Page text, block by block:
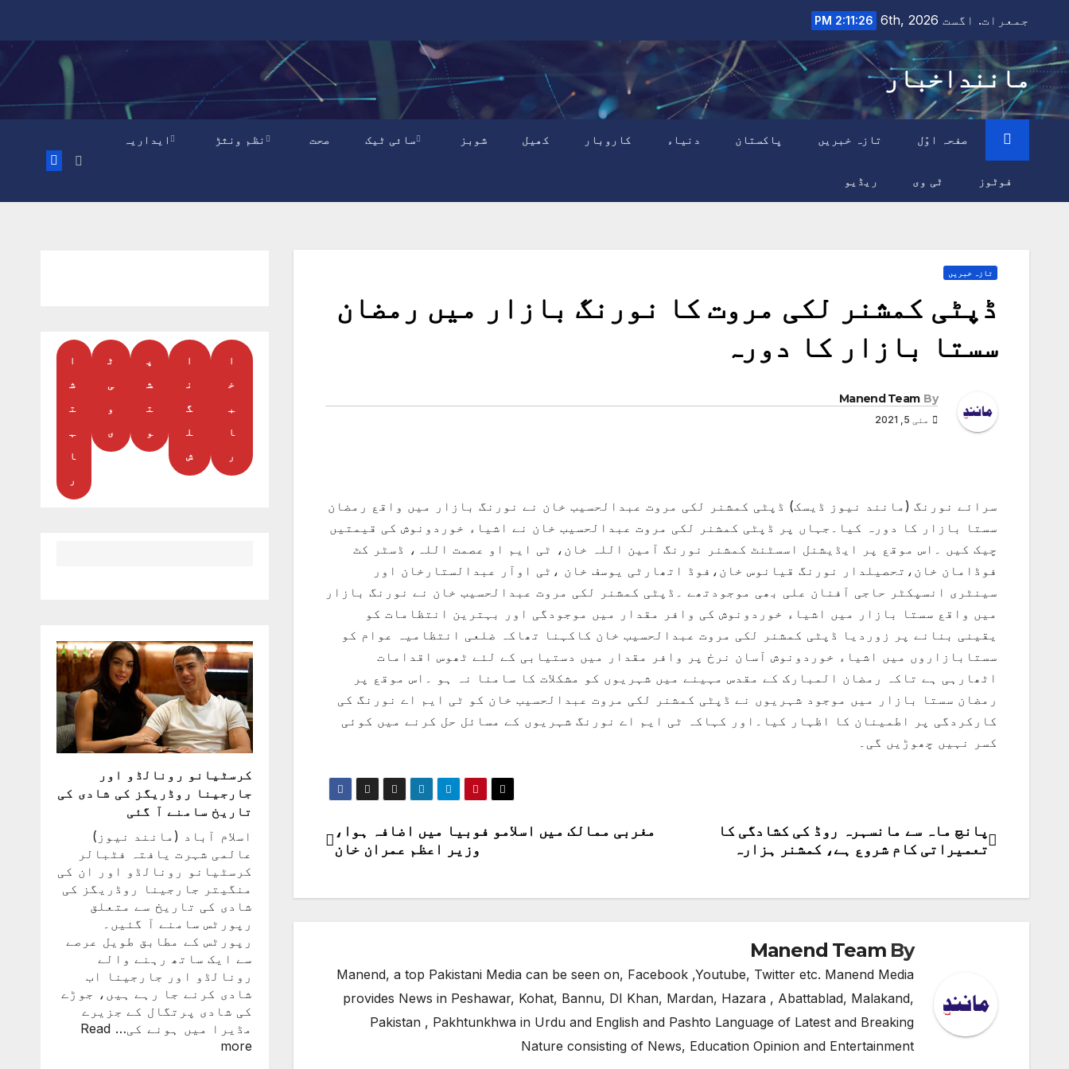
content
جمعرات. اگست 6th, 2026 2:11:27 PM
ماننداخبار
صفحہ اوّل تازہ خبریں پاکستان دنیاء کاروبار کھیل شوبز سائی ٹیک صحت نظم ونثڑ ایداریہ
فوٹوز ٹی وی ریڈیو
تازہ خبریں
ڈپٹی کمشنر لکی مروت کا نورنگ بازار میں رمضان
سستا بازار کا دورہ
By
Manend Team
مئی 5, 2021
سرائے نورنگ (مانند نیوز ڈیسک) ڈپٹی کمشنر لکی مروت عبدالحسیب خان نے نورنگ بازار میں واقع رمضان
سستا بازار کا دورہ کیا۔جہاں پر ڈپٹی کمشنر لکی مروت عبدالحسیب خان نے اشیاء خوردونوش کی قیمتیں
چیک کیں ۔اس موقع پر ایڈیشنل اسسٹنٹ کمشنر نورنگ آمین اللہ خان، ٹی ایم او عصمت اللہ، ڈسٹر کٹ
فوڈامان خان،تحصیلدار نورنگ قیانوس خان،فوڈ اتھارٹی یوسف خان ،ٹی اوآر عبدالستارخان اور
سینٹری انسپکٹر حاجی آفنان علی بھی موجودتھے ۔ڈپٹی کمشنر لکی مروت عبدالحسیب خان نے نورنگ بازار
میں واقع سستا بازار میں اشیاء خوردونوش کی وافر مقدار میں موجودگی اور بہترین انتظامات کو
یقینی بنانے پر زوردیا ڈپٹی کمشنر لکی مروت عبدالحسیب خان کاکہنا تھاکہ ضلعی انتظامیہ عوام کو
سستابازاروں میں اشیاء خوردونوش آسان نرخ پر وافر مقدار میں دستیابی کے لئے ٹھوس اقدامات
اٹھارہی ہے تاکہ رمضان المبارک کے مقدس مہینے میں شہریوں کو مشکلات کا سامنا نہ ہو ۔اس موقع پر
رمضان سستا بازار میں موجود شہریوں نے ڈپٹی کمشنر لکی مروت عبدالحسیب خان کو ٹی ایم اے نورنگ کی
کارکردگی پر اطمینان کا اظہار کیا۔اور کہاکہ ٹی ایم اے نورنگ شہریوں کے مسائل حل کرنے میں کوئی
کسر نہیں چھوڑیں گی۔
پوسٹوں
نیویگیشن
مغربی ممالک میں اسلامو فوبیا میں اضافہ ہوا،
وزیر اعظم عمران خان
پانچ ماہ سے مانسہرہ روڈ کی کشادگی کا
تعمیراتی کام شروع ہے، کمشنر ہزارہ
By
Manend Team
Manend, a top Pakistani Media can be seen on, Facebook ,Youtube, Twitter etc. Manend Media
provides News in Peshawar, Kohat, Bannu, DI Khan, Mardan, Hazara , Abattablad, Malakand,
Pakistan , Pakhtunkhwa in Urdu and English and Pashto Language of Latest and Breaking
Nature consisting of News, Education Opinion and Entertainment
ا
خ
ب
ا
ر
ا
ن
گ
ل
ش
پ
ش
ت
و
ٹ
ی
و
ی
ا
ش
ت
ہ
ا
ر
کرسٹیانو رونالڈو اور
جارجینا روڈریگز کی شادی کی
تاریخ سامنے آ گئی
اسلام آباد (مانند نیوز)
عالمی شہرت یافتہ فٹبالر
کرسٹیانو رونالڈو اور ان کی
منگیتر جارجینا روڈریگز کی
شادی کی تاریخ سے متعلق
رپورٹس سامنے آ گئیں۔
رپورٹس کے مطابق طویل عرصے
سے ایک ساتھ رہنے والے
رونالڈو اور جارجینا اب
شادی کرنے جا رہے ہیں، جوڑے
کی شادی پرتگال کے جزیرے
مڈیرا میں ہونے کی… Read
more